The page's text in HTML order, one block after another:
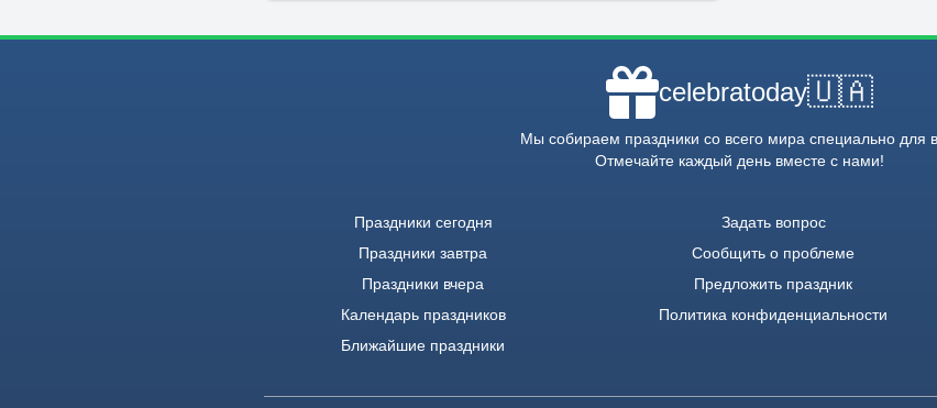
celebratoday🇺🇦
Мы собираем праздники со всего мира специально для
Отмечайте каждый день вместе с нами!
Праздники сегодня
Праздники завтра
Праздники вчера
Календарь праздников
Ближайшие праздники
Задать вопрос
Сообщить о проблеме
Предложить праздник
Политика конфиденциальности